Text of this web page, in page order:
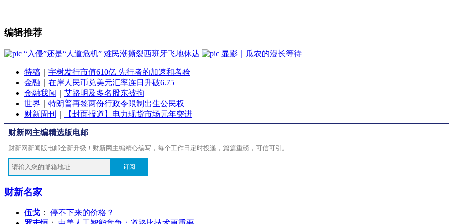
编辑推荐
“入侵”还是“人道危机” 难民潮撕裂西班牙飞地休达 显影｜瓜农的漫长等待
特稿
宇树发行市值610亿 先行者的加速和考验
金融
在岸人民币兑美元汇率连日升破6.75
金融我闻
艾路明及多名股东被拘
世界
特朗普再签两份行政令限制出生公民权
财新周刊
【封面报道】电力现货市场元年突进
财新网主编精选版电邮
财新网新闻版电邮全新升级！财新网主编精心编写，每个工作日定时投递，篇篇重磅，可信可引。
订阅
财新名家
伍戈 ： 停不下来的价格？